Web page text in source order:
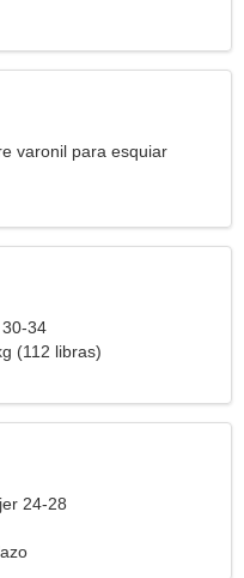
varonil para esquiar
34
(112 libras)
24-28